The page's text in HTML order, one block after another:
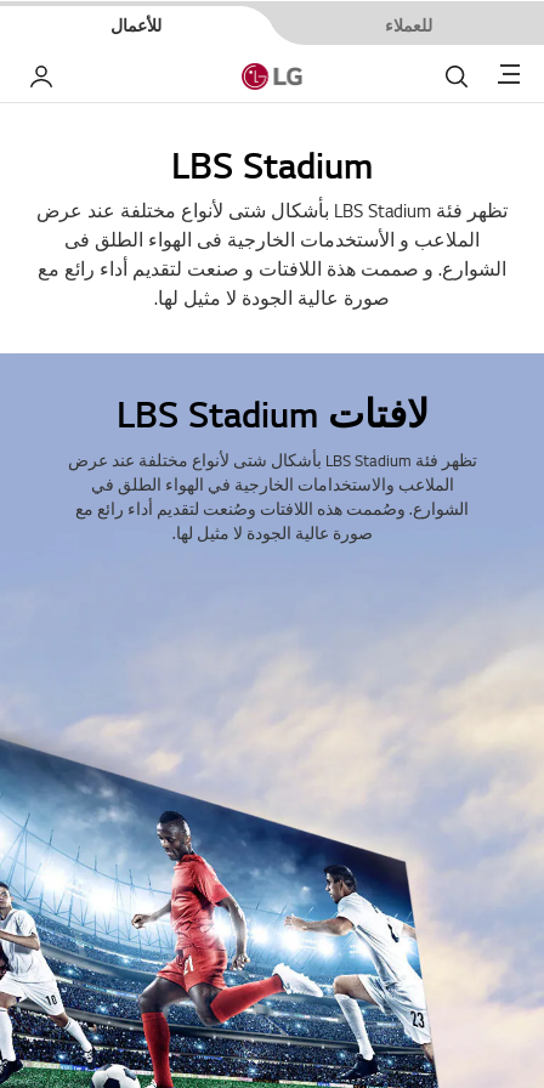
للعملاء للأعمال
Menu
LBS Stadium
تظهر فئة LBS Stadium بأشكال شتى لأنواع مختلفة عند عرض
الملاعب و الأستخدمات الخارجية فى الهواء الطلق فى
الشوارع. و صممت هذة اللافتات و صنعت لتقديم أداء رائع مع
صورة عالية الجودة لا مثيل لها.
لافتات LBS Stadium
تظهر فئة LBS Stadium بأشكال شتى لأنواع مختلفة عند عرض
الملاعب والاستخدامات الخارجية في الهواء الطلق في
الشوارع. وصُممت هذه اللافتات وصُنعت لتقديم أداء رائع مع
صورة عالية الجودة لا مثيل لها.